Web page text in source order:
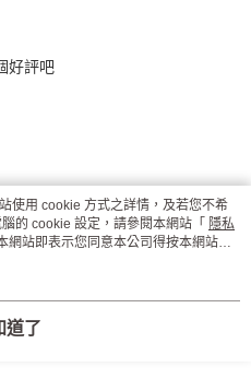
好評吧
使用 cookie 方式之詳情，及若您不希
的 cookie 設定，請參閱本網站「 隱私
網站即表示您同意本公司得按本網站使
道了